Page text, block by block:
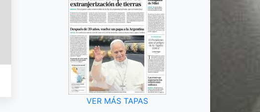
VER MÁS TAPAS